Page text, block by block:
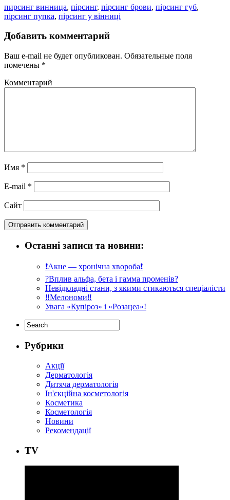
пирсинг винница, пірсинг, пірсинг брови, пірсинг губ,
пірсинг пупка, пірсинг у вінниці
Добавить комментарий
Ваш e-mail не будет опубликован. Обязательные поля
помечены *
Комментарий
Имя *
E-mail *
Сайт
Останні записи та новини:
❗️Акне — хронічна хвороба❗️
?Вплив альфа, бета і гамма променів?
Невідкладні стани, з якими стикаються спеціалісти
‼️Мелономи‼️
Увага «Купіроз» і «Розацеа»!
Рубрики
Акції
Дерматологія
Дитяча дерматологія
Ін'єкційна косметологія
Косметика
Косметологія
Новини
Рекомендації
ТV